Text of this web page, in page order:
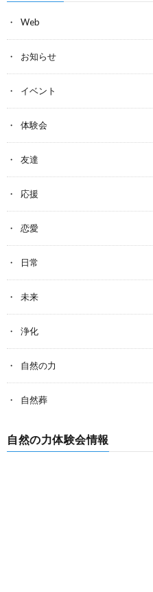
Web
お知らせ
イベント
体験会
友達
応援
恋愛
日常
未来
浄化
自然の力
自然葬
自然の力体験会情報